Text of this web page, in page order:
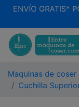
ENVÍO GRATIS*
Maquinas de coser
Cuchilla